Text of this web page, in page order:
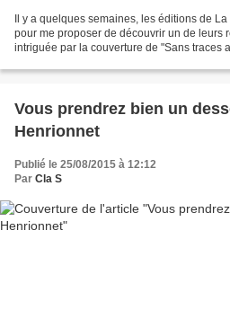
Il y a quelques semaines, les éditions de
pour me proposer de découvrir un de leurs
intriguée par la couverture de "Sans traces
Vous prendrez bien un
Henrionnet
Publié le 25/08/2015 à 12:12
Par Cla S